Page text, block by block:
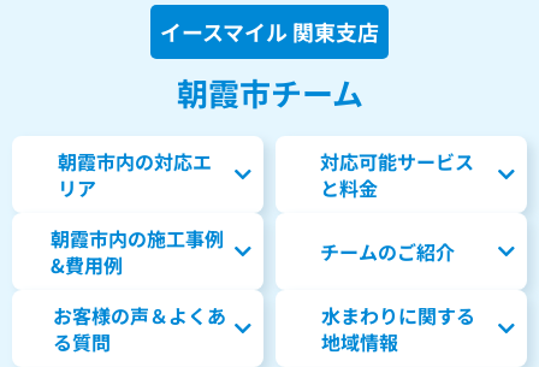
イースマイル 関東支店
朝霞市チーム
朝霞市内の対応エ
リア
対応可能サービス
と料金
朝霞市内の施工事例
&費用例
チームのご紹介
お客様の声＆よくあ
る質問
水まわりに関する
地域情報